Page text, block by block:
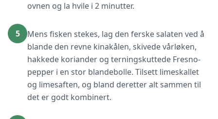
ovnen og la hvile i 2 minutter.
5
Mens fisken stekes, lag den ferske salaten ved å
blande den revne kinakålen, skivede vårløken,
hakkede koriander og terningskuttede Fresno-
pepper i en stor blandebolle. Tilsett limeskallet
og limesaften, og bland deretter alt sammen til
det er godt kombinert.